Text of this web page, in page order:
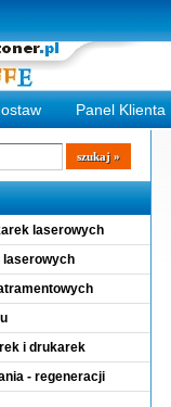
Panel Klienta
laserowych
laserowych
i drukarek
- regeneracji